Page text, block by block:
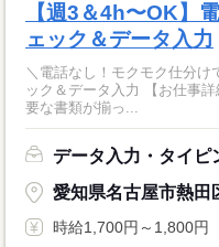
【週3＆4h〜OK】
ェック＆データ入力
＼電話なし！モクモク仕分け
ック＆データ入力 【お仕事詳細】 ・届いた申請書類を開封して 必
要な書類が揃っ...
データ入力・タイピ
愛知県名古屋市熱田
時給1,700円～1,800円